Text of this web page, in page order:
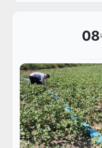
«Тахтакөпир
08